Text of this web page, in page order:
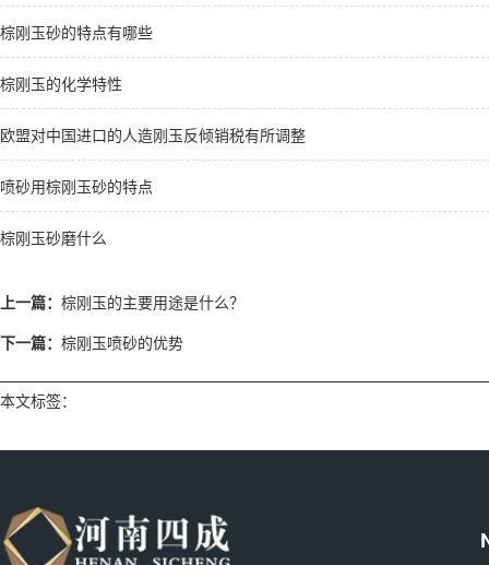
棕刚玉砂的特点有哪些
棕刚玉的化学特性
欧盟对中国进口的人造刚玉反倾销税有所调整
喷砂用棕刚玉砂的特点
棕刚玉砂磨什么
上一篇： 棕刚玉的主要用途是什么？
下一篇： 棕刚玉喷砂的优势
本文标签：